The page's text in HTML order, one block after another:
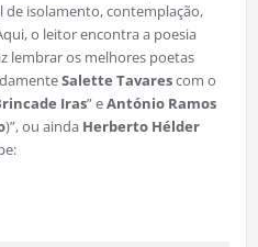
de isolamento, contemplação,
o leitor encontra a poesia
lembrar os melhores poetas
Salette Tavarescom o
Iras” eAntónio Ramos
)”, ou ainda Herberto Hélder